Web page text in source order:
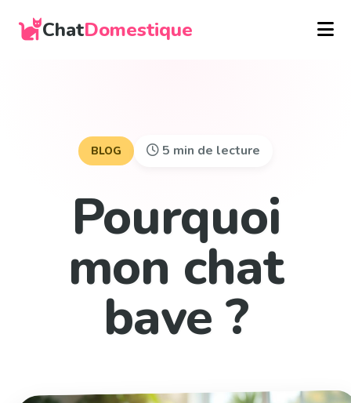
ChatDomestique
BLOG 5 min de lecture
Pourquoi
mon chat
bave ?